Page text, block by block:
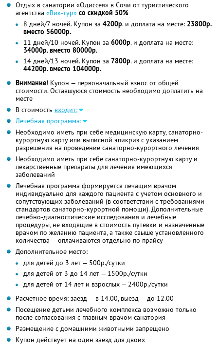
Отдых в санатории «Одиссея» в Сочи от туристического
агентства «Вик-тур» со скидкой 50%
8 дней/7 ночей. Купон за 4200р. и доплата на месте: 23800р.
вместо 56000р.
11 дней/10 ночей. Купон за 6000р. и доплата на месте:
34000р. вместо 80000р.
14 дней/13 ночей. Купон за 7800р. и доплата на месте:
44200р. вместо 104000р.
Внимание! Купон — первоначальный взнос от общей
стоимости. Оставшуюся стоимость необходимо доплатить на
месте
В стоимость входит:
Лечебная программа:
Необходимо иметь при себе медицинскую карту, санаторно-
курортную карту или выписной эпикриз с указанием
разрешения на проведение санаторно-курортного лечения
Необходимо иметь при себе санаторно-курортную карту и
лекарственные препараты для лечения имеющихся
заболеваний
Лечебная программа формируется лечащим врачом
индивидуально для каждого пациента с учетом основного и
сопутствующих заболеваний (в соответствии с требованиями
стандартов санаторно-курортной помощи). Дополнительные
лечебно-диагностические исследования и лечебные
процедуры, не входящие в стоимость путевки и назначенные
врачом по желанию пациента, а также свыше установленного
количества — оплачиваются отдельно по прайсу
Дополнительное место:
для детей до 3 лет — 500р./сутки
для детей от 3 до 14 лет — 1500р./сутки
для детей от 14 лет и взрослых — 2400р./сутки
Расчетное время: заезд — в 14.00, выезд — до 12.00
Посещение детьми лечебного комплекса возможно только
после согласования с главным врачом санатория
Размещение с домашними животными запрещено
Купон действует на один заезд для двоих